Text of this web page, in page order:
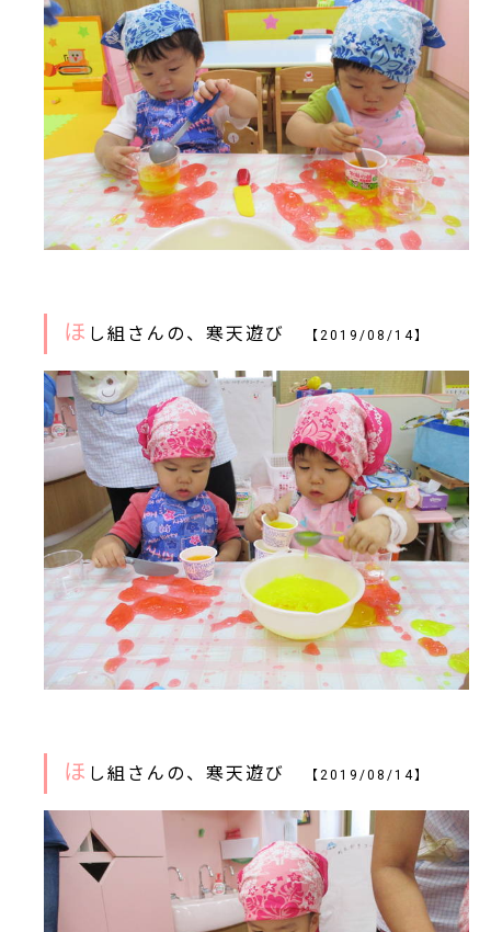
ほ し組さんの、寒天遊び 【2019/08/14】
ほ し組さんの、寒天遊び 【2019/08/14】